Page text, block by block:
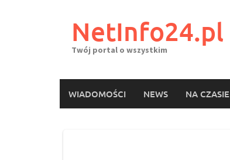
NetInfo24.pl
Twój portal o wszystkim
WIADOMOŚCI NEWS NA CZASIE